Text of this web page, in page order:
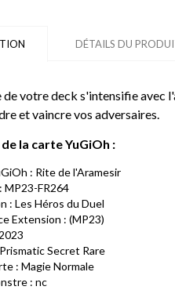
DÉTAILS DU
de votre deck s'intensifie avec
et vaincre vos adversaires.
la carte YuGiOh :
: Rite de l'Aramesir
MP23-FR264
: Les Héros du Duel
Extension : (MP23)
Secret Rare
: Magie Normale
: nc